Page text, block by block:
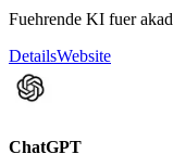
Fuehrende KI fuer
DetailsWebsite
ChatGPT